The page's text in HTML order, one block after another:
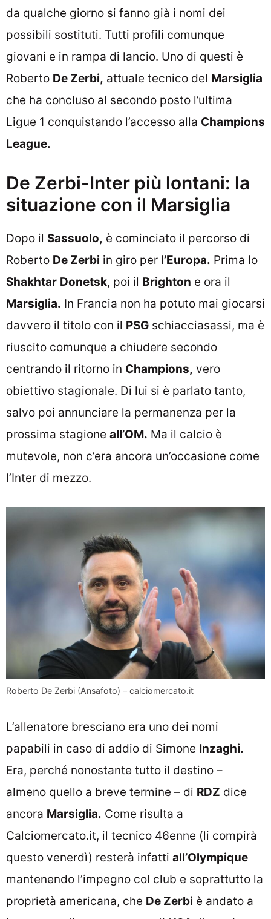
da qualche giorno si fanno già i nomi dei
possibili sostituti. Tutti profili comunque
giovani e in rampa di lancio. Uno di questi è
Roberto De Zerbi, attuale tecnico del Marsiglia
che ha concluso al secondo posto l’ultima
Ligue 1 conquistando l’accesso alla Champions
League.
De Zerbi-Inter più lontani: la
situazione con il Marsiglia
Dopo il Sassuolo, è cominciato il percorso di
Roberto De Zerbi in giro per l’Europa. Prima lo
Shakhtar Donetsk, poi il Brighton e ora il
Marsiglia. In Francia non ha potuto mai giocarsi
davvero il titolo con il PSG schiacciasassi, ma è
riuscito comunque a chiudere secondo
centrando il ritorno in Champions, vero
obiettivo stagionale. Di lui si è parlato tanto,
salvo poi annunciare la permanenza per la
prossima stagione all’OM. Ma il calcio è
mutevole, non c’era ancora un’occasione come
l’Inter di mezzo.
Roberto De Zerbi (Ansafoto) – calciomercato.it
L’allenatore bresciano era uno dei nomi
papabili in caso di addio di Simone Inzaghi.
Era, perché nonostante tutto il destino –
almeno quello a breve termine – di RDZ dice
ancora Marsiglia. Come risulta a
Calciomercato.it, il tecnico 46enne (li compirà
questo venerdì) resterà infatti all’Olympique
mantenendo l’impegno col club e soprattutto la
proprietà americana, che De Zerbi è andato a